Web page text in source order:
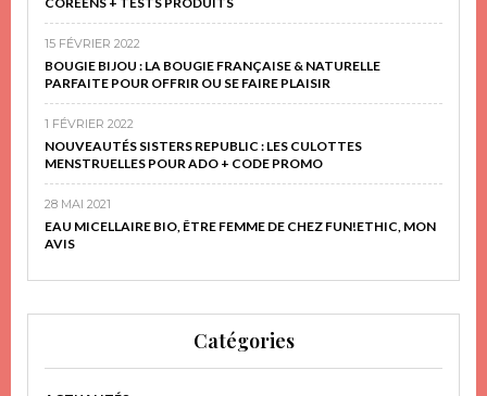
15 FÉVRIER 2022
BOUGIE BIJOU : LA BOUGIE FRANÇAISE & NATURELLE
PARFAITE POUR OFFRIR OU SE FAIRE PLAISIR
1 FÉVRIER 2022
NOUVEAUTÉS SISTERS REPUBLIC : LES CULOTTES
MENSTRUELLES POUR ADO + CODE PROMO
28 MAI 2021
EAU MICELLAIRE BIO, ÊTRE FEMME DE CHEZ FUN!ETHIC, MON
AVIS
Catégories